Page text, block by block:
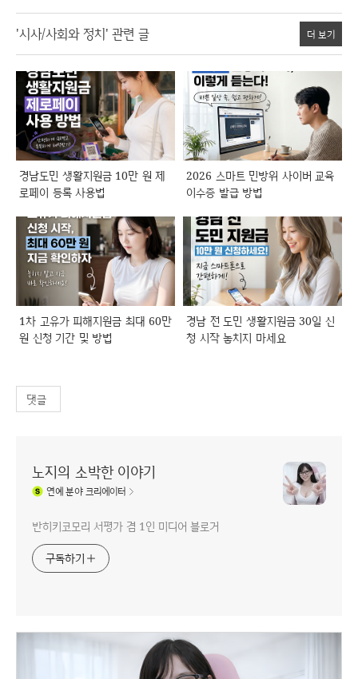
'시사/사회와 정치' 관련 글 더 보기
경남도민 생활지원금 10만 원 제
로페이 등록 사용법
2026 스마트 민방위 사이버 교육
이수증 발급 방법
1차 고유가 피해지원금 최대 60만
원 신청 기간 및 방법
경남 전 도민 생활지원금 30일 신
청 시작 놓치지 마세요
댓글
노지의 소박한 이야기
연예분야 크리에이터
반히키코모리 서평가 겸 1인 미디어 블로거
구독하기